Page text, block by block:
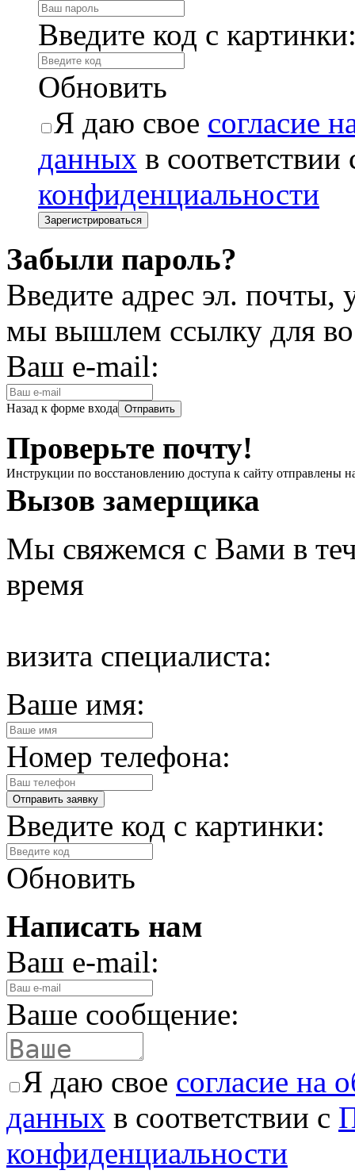
Введите код с
Обновить
Я даю свое согласие
данных в соответствии
конфиденциальности
Забыли пароль?
Введите адрес эл. почты,
мы вышлем ссылку для
Ваш e-mail:
Назад к форме входа
Проверьте почту!
Инструкции по восстановлению доступа к сайту отправлены
Вызов замерщика
Мы свяжемся с Вами в
время
визита специалиста:
Ваше имя:
Номер телефона:
Введите код с картинки:
Обновить
Написать нам
Ваш e-mail:
Ваше сообщение:
Я даю свое согласие на
данных в соответствии с
конфиденциальности